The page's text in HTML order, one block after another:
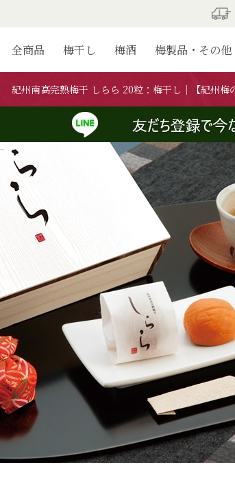
紀州南高完熟梅干 しらら 20粒：梅干し｜【紀州梅
全商品 梅干し 梅酒 梅製品・その他
一覧
商品一覧
紀州南高完熟梅干 しらら 20粒
>5,001円～ >紀州南高完熟梅干 しらら 20粒